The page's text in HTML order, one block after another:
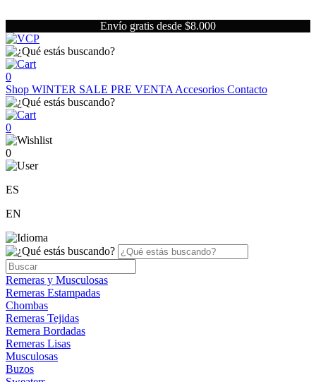
Envío gratis desde $8.000
0
Shop WINTER SALE PRE VENTA Accesorios Contacto
0
0
ES
EN
Remeras y Musculosas
Remeras Estampadas
Chombas
Remeras Tejidas
Remera Bordadas
Remeras Lisas
Musculosas
Buzos